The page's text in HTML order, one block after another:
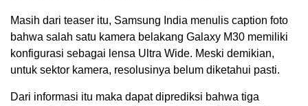
Masih dari teaser itu, Samsung India menulis caption foto
bahwa salah satu kamera belakang Galaxy M30 memiliki
konfigurasi sebagai lensa Ultra Wide. Meski demikian,
untuk sektor kamera, resolusinya belum diketahui pasti.
Dari informasi itu maka dapat diprediksi bahwa tiga